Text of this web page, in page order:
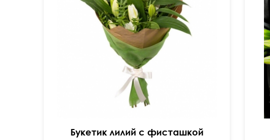
60 см 50 см
Букетик лилий с фисташкой